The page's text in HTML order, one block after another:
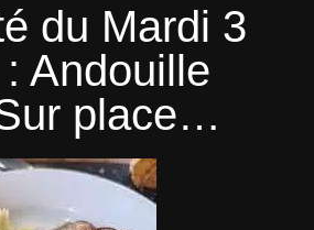
du Mardi 3
Andouille
place…